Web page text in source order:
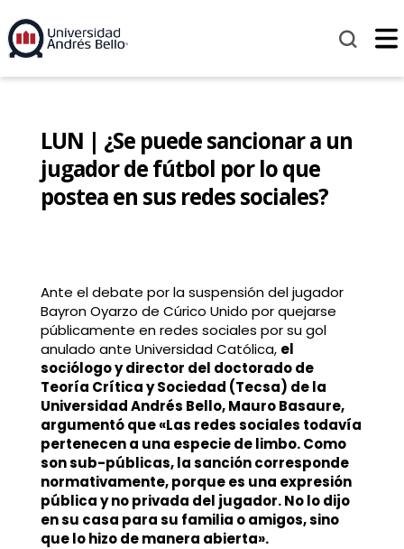
LUN | ¿Se puede sancionar a un
jugador de fútbol por lo que
postea en sus redes sociales?
Ante el debate por la suspensión del jugador
Bayron Oyarzo de Cúrico Unido por quejarse
públicamente en redes sociales por su gol
anulado ante Universidad Católica, el
sociólogo y director del doctorado de
Teoría Crítica y Sociedad (Tecsa) de la
Universidad Andrés Bello, Mauro Basaure,
argumentó que «Las redes sociales todavía
pertenecen a una especie de limbo. Como
son sub-públicas, la sanción corresponde
normativamente, porque es una expresión
pública y no privada del jugador. No lo dijo
en su casa para su familia o amigos, sino
que lo hizo de manera abierta».